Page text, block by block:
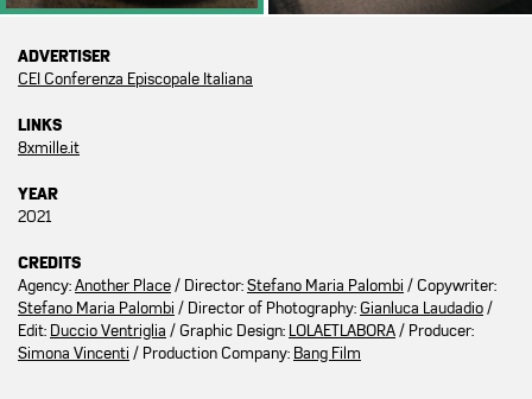
ADVERTISER
CEI Conferenza Episcopale Italiana
LINKS
8xmille.it
YEAR
2021
CREDITS
Agency:Another Place/ Director:Stefano Maria Palombi / Copywriter:
Stefano Maria Palombi / Director of Photography:Gianluca Laudadio/
Edit: Duccio Ventriglia / Graphic Design: LOLAETLABORA/ Producer:
Simona Vincenti / Production Company: Bang Film